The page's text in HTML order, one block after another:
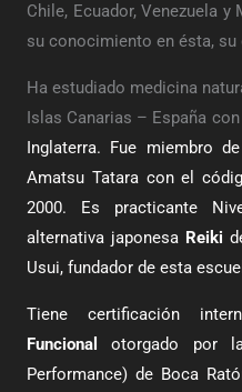
Chile, Ecuador, Venezuela
su conocimiento en ésta,
Ha estudiado medicina
Islas Canarias – España
Inglaterra. Fue miembro
Amatsu Tatara con el
2000. Es practicante
alternativa japonesa Reiki
Usui, fundador de esta
Tiene certificación
Funcional
otorgado por
Performance) de Boca